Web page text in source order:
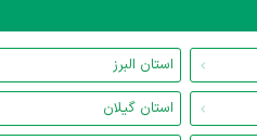
استان البرز
استان گیلان